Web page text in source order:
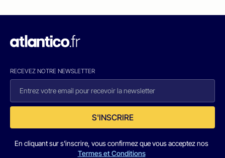
RECEVEZ NOTRE NEWSLETTER
S'INSCRIRE
En cliquant sur s'inscrire, vous confirmez que vous acceptez nos
Termes et Conditions